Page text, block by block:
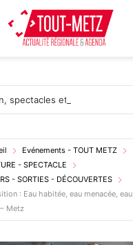
Evénements - TOUT METZ
- SPECTACLE
- SORTIES - DÉCOUVERTES
: Eau habitée, eau menacée, eau
Metz